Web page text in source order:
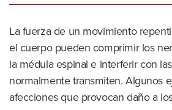
La fuerza de un movimiento
el cuerpo pueden comprimir los
la médula espinal e interferir con
normalmente transmiten. Algunos
afecciones que provocan daño a